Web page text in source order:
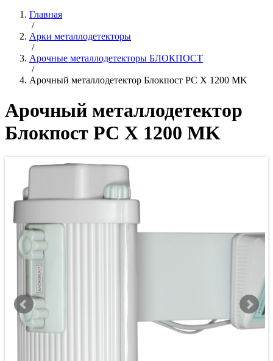
Главная
/
Арки металлодетекторы
/
Арочные металлодетекторы БЛОКПОСТ
/
Арочный металлодетектор Блокпост PC X 1200 MK
Арочный металлодетектор
Блокпост PC X 1200 MK